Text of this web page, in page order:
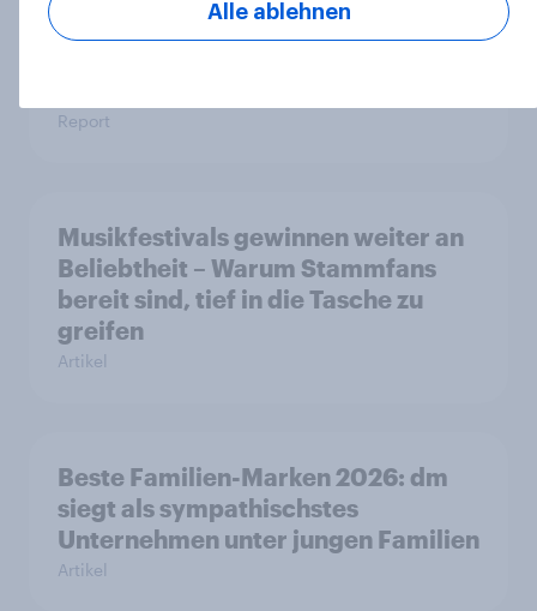
Report
Musikfestivals gewinnen weiter an
Beliebtheit – Warum Stammfans
bereit sind, tief in die Tasche zu
greifen
Artikel
Beste Familien-Marken 2026: dm
siegt als sympathischstes
Unternehmen unter jungen Familien
Artikel
Alle ablehnen